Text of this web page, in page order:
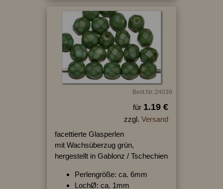
Best.Nr.:24039
für 1.19 €
zzgl. Versand
facettierte Glasperlen
mit Wachsüberzug grün,
hergestellt in Gablonz / Tschechien
Perlengröße: ca. 6mm
LochØ: ca. 1mm